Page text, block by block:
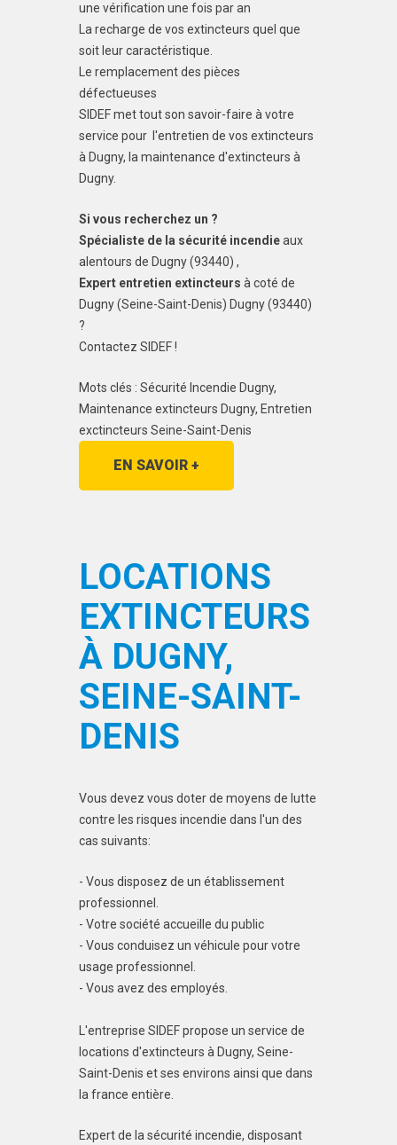
une vérification une fois par an
La recharge de vos extincteurs quel que
soit leur caractéristique.
Le remplacement des pièces
défectueuses
SIDEF met tout son savoir-faire à votre
service pour l'entretien de vos extincteurs
à Dugny, la maintenance d'extincteurs à
Dugny.
Si vous recherchez un ?
Spécialiste de la sécurité incendieaux
alentours de Dugny (93440) ,
Expert entretien extincteurs à coté de
Dugny (Seine-Saint-Denis) Dugny (93440)
?
Contactez SIDEF !
Mots clés : Sécurité Incendie Dugny,
Maintenance extincteurs Dugny, Entretien
exctincteurs Seine-Saint-Denis
EN SAVOIR +
LOCATIONS
EXTINCTEURS
À DUGNY,
SEINE-SAINT-
DENIS
Vous devez vous doter de moyens de lutte
contre les risques incendie dans l'un des
cas suivants:
- Vous disposez de un établissement
professionnel.
- Votre société accueille du public
- Vous conduisez un véhicule pour votre
usage professionnel.
- Vous avez des employés.
L'entreprise SIDEF propose un service de
locations d'extincteurs à Dugny, Seine-
Saint-Denis et ses environs ainsi que dans
la france entière.
Expert de la sécurité incendie, disposant